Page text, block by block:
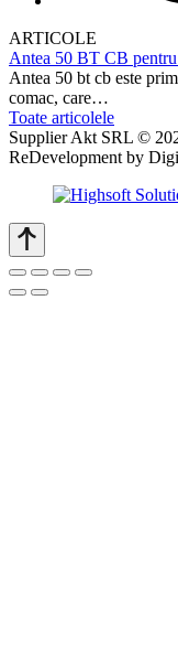
ARTICOLE
Antea 50 BT CB
Antea 50 bt cb este
comac, care…
Toate articolele
Supplier Akt SRL ©
ReDevelopment by